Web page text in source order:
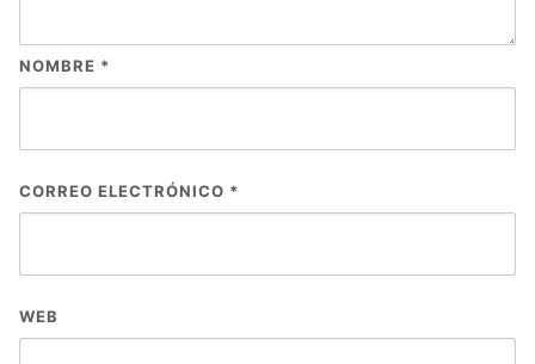
NOMBRE *
CORREO ELECTRÓNICO *
WEB